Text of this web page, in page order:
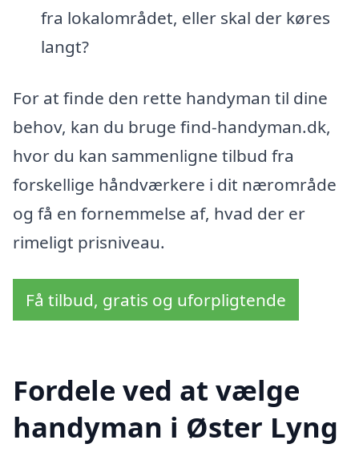
fra lokalområdet, eller skal der køres
langt?
For at finde den rette handyman til dine
behov, kan du bruge find-handyman.dk,
hvor du kan sammenligne tilbud fra
forskellige håndværkere i dit nærområde
og få en fornemmelse af, hvad der er
rimeligt prisniveau.
Få tilbud, gratis og uforpligtende
Fordele ved at vælge
handyman i Øster Lyng